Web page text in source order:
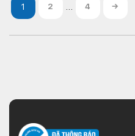
2 … 4 →